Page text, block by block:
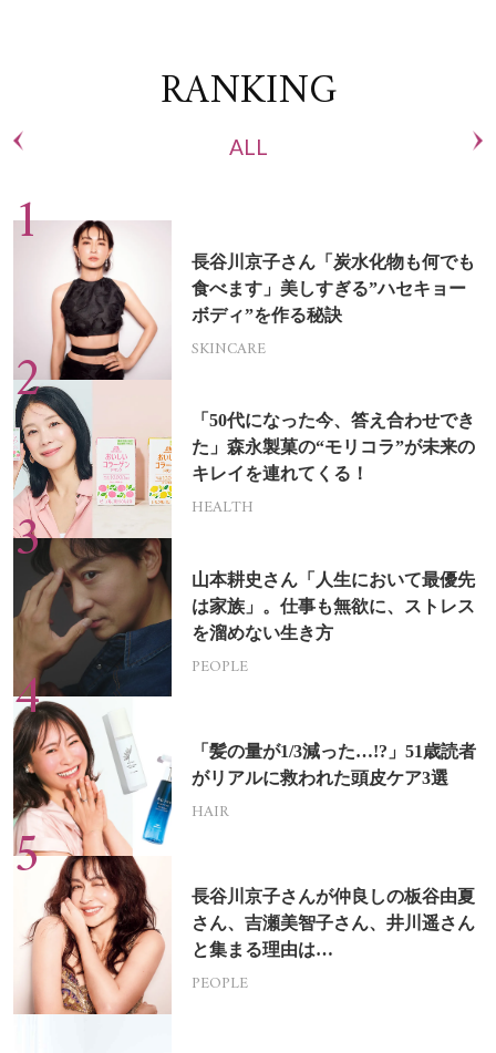
RANKING
ALL
長谷川京子さん「炭水化物も何でも
食べます」美しすぎる”ハセキョー
ボディ”を作る秘訣
SKINCARE
「50代になった今、答え合わせでき
た」森永製菓の“モリコラ”が未来の
キレイを連れてくる！
HEALTH
山本耕史さん「人生において最優先
は家族」。仕事も無欲に、ストレス
を溜めない生き方
PEOPLE
「髪の量が1/3減った…!?」51歳読者
がリアルに救われた頭皮ケア3選
HAIR
長谷川京子さんが仲良しの板谷由夏
さん、吉瀬美智子さん、井川遥さん
と集まる理由は…
PEOPLE